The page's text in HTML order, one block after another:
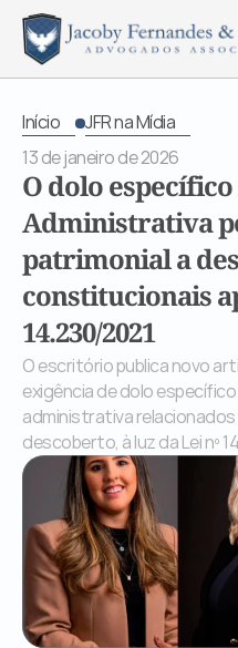
Início
Sobre Nós
Serviços
Órgãos Públicos
Livraria
Mídia
Fale Conosco
Início
JFR na Mídia
13 de janeiro de 2026
O dolo
Administrativa
patrimonial a
constitucionais
14.230/2021
O escritório publica novo
exigência de dolo
administrativa
descoberto, à luz da Lei nº